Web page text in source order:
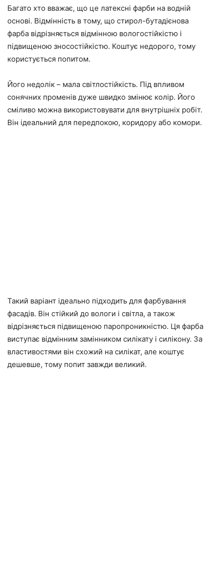
Багато хто вважає, що це латексні фарби на водній
основі. Відмінність в тому, що стирол-бутадієнова
фарба відрізняється відмінною вологостійкістю і
підвищеною зносостійкістю. Коштує недорого, тому
користується попитом.
Його недолік – мала світлостійкість. Під впливом
сонячних променів дуже швидко змінює колір. Його
сміливо можна використовувати для внутрішніх робіт.
Він ідеальний для передпокою, коридору або комори.
Такий варіант ідеально підходить для фарбування
фасадів. Він стійкий до вологи і світла, а також
відрізняється підвищеною паропроникністю. Ця фарба
виступає відмінним замінником силікату і силікону. За
властивостями він схожий на силікат, але коштує
дешевше, тому попит завжди великий.